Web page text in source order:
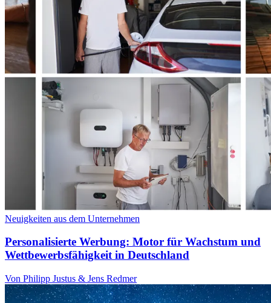
Neuigkeiten aus dem Unternehmen
Personalisierte Werbung: Motor für Wachstum und
Wettbewerbsfähigkeit in Deutschland
Von Philipp Justus & Jens Redmer